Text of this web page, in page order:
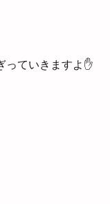
っていきますよ✋